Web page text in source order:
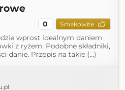
0 Smakowite
wprost idealnym daniem
z ryżem. Podobne składniki,
danie. Przepis na takie (...)